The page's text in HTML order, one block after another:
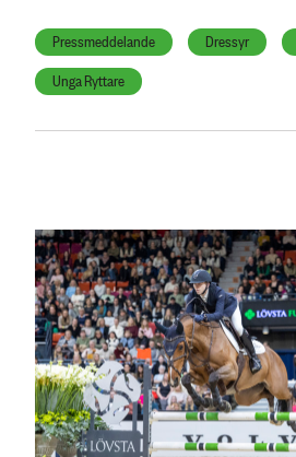
Pressmeddelande Dressyr
Unga Ryttare